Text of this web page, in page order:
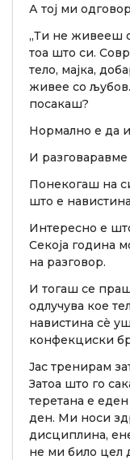
А тој ми
„Ти не живееш
тоа што си.
тело, мајка,
живее со
посакаш?
Нормално е да
И
Понекогаш на
што е
Интересно е
Секоја година
на разговор.
И тогаш се
одлучува кое
навистина сè
конфекциски
Јас тренирам
Затоа што го
теретана е
ден. Ми носи
дисциплина,
не ми било цел